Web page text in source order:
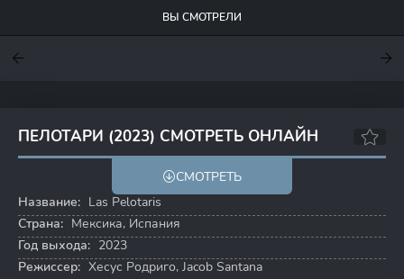
ВЫ СМОТРЕЛИ
ПЕЛОТАРИ (2023) СМОТРЕТЬ ОНЛАЙН
7.8
СМОТРЕТЬ
Название: Las Pelotaris
Страна: Мексика, Испания
Год выхода: 2023
Режиссер: Хесус Родриго, Jacob Santana